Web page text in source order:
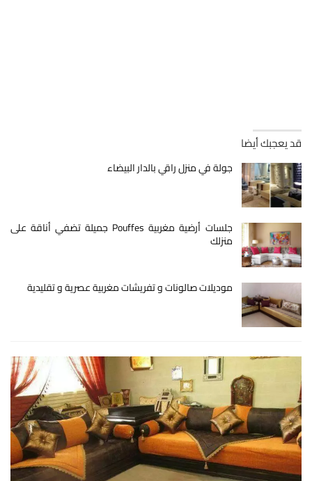
قد يعجبك أيضا
جولة في منزل راقي بالدار البيضاء
جلسات أرضية مغربية Pouffes جميلة تضفي أناقة على
منزلك
موديلات صالونات و تفريشات مغربية عصرية و تقليدية